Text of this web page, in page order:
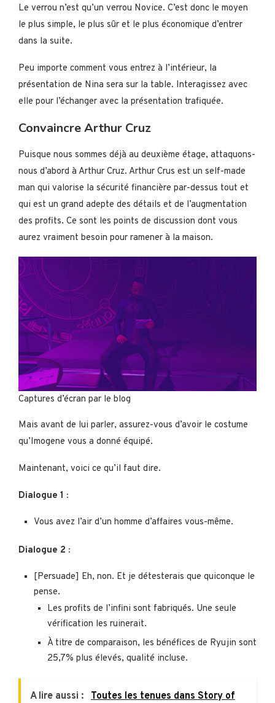
Le verrou n’est qu’un verrou Novice. C’est donc le moyen
le plus simple, le plus sûr et le plus économique d’entrer
dans la suite.
Peu importe comment vous entrez à l’intérieur, la
présentation de Nina sera sur la table. Interagissez avec
elle pour l’échanger avec la présentation trafiquée.
Convaincre Arthur Cruz
Puisque nous sommes déjà au deuxième étage, attaquons-
nous d’abord à Arthur Cruz. Arthur Crus est un self-made
man qui valorise la sécurité financière par-dessus tout et
qui est un grand adepte des détails et de l’augmentation
des profits. Ce sont les points de discussion dont vous
aurez vraiment besoin pour ramener à la maison.
Captures d’écran par le blog
Mais avant de lui parler, assurez-vous d’avoir le costume
qu’Imogene vous a donné équipé.
Maintenant, voici ce qu’il faut dire.
Dialogue 1 :
Vous avez l’air d’un homme d’affaires vous-même.
Dialogue 2 :
[Persuade] Eh, non. Et je détesterais que quiconque le
pense.
Les profits de l’infini sont fabriqués. Une seule
vérification les ruinerait.
À titre de comparaison, les bénéfices de Ryujin sont
25,7% plus élevés, qualité incluse.
A lire aussi :
Toutes les tenues dans Story of